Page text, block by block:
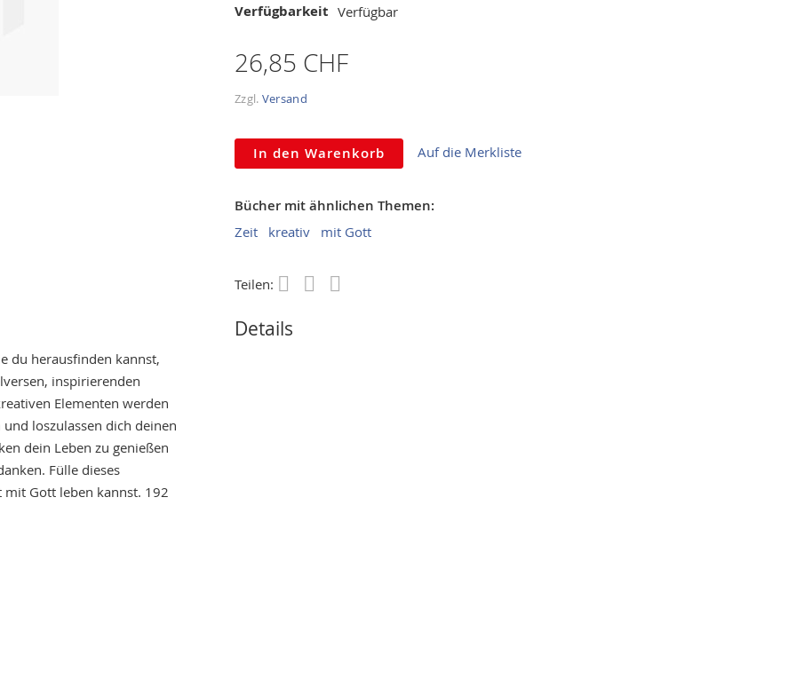
Verfügbarkeit Verfügbar
26,85 CHF
Zzgl. Versand
In den Warenkorb Auf die Merkliste
Bücher mit ähnlichen Themen:
Zeit kreativ mit Gott
Teilen:
du herausfinden kannst,
inspirierenden
Elementen werden
loszulassen dich deinen
dein Leben zu genießen
Fülle dieses
Gott leben kannst. 192
Details